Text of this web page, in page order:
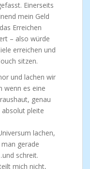
Einerseits
mein Geld
Erreichen
– also würde
erreichen und
sitzen.
und lachen wir
wenn es eine
genau
pleite
lachen,
gerade
schreit.
mich nicht,